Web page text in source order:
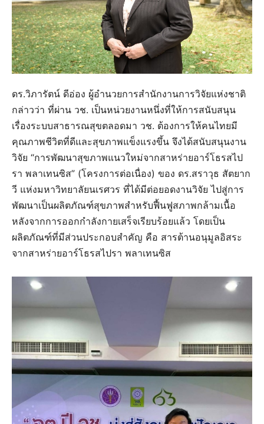
ดร.วิภารัตน์ ดีอ่อง ผู้อำนวยการสำนักงานการวิจัยแห่งชาติ
กล่าวว่า ที่ผ่าน วช. เป็นหน่วยงานหนึ่งที่ให้การสนับสนุน
เรื่องระบบสาธารณสุขตลอดมา วช. ต้องการให้คนไทยมี
คุณภาพชีวิตที่ดีและสุขภาพแข็งแรงขึ้น จึงได้สนับสนุนงาน
วิจัย “การพัฒนาสุขภาพแนวใหม่จากสาหร่ายอาร์โธรสไป
รา พลาเทนซิส” (โครงการต่อเนื่อง) ของ ดร.สราวุธ สัตยาก
วี แห่งมหาวิทยาลัยนเรศวร ที่ได้มีต่อยอดงานวิจัย ไปสู่การ
พัฒนาเป็นผลิตภัณฑ์สุขภาพสำหรับฟื้นฟูสภาพกล้ามเนื้อ
หลังจากการออกกำลังกายเสร็จเรียบร้อยแล้ว โดยเป็น
ผลิตภัณฑ์ที่มีส่วนประกอบสำคัญ คือ สารต้านอนุมูลอิสระ
จากสาหร่ายอาร์โธรสไปรา พลาเทนซิส